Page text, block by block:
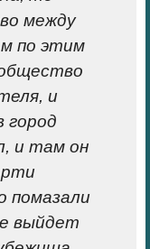
между
по этим
и
город
и там он
помазали
выйдет